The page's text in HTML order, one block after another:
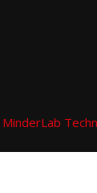
MinderLab